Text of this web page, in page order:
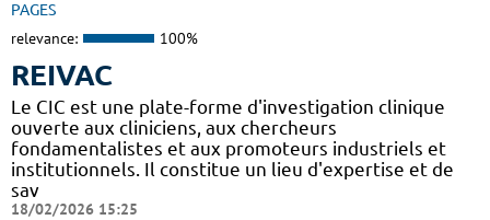
PAGES
relevance: 100%
REIVAC
Le CIC est une plate-forme d'investigation clinique
ouverte aux cliniciens, aux chercheurs
fondamentalistes et aux promoteurs industriels et
institutionnels. Il constitue un lieu d'expertise et de
sav
18/02/2026 15:25